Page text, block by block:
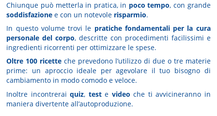
Chiunque può metterla in pratica, in poco tempo, con grande
soddisfazione e con un notevole risparmio.
In questo volume trovi le pratiche fondamentali per la cura
personale del corpo, descritte con procedimenti facilissimi e
ingredienti ricorrenti per ottimizzare le spese.
Oltre 100 ricette che prevedono l’utilizzo di due o tre materie
prime: un aproccio ideale per agevolare il tuo bisogno di
cambiamento in modo comodo e veloce.
Inoltre incontreraiquiz, teste video che ti avvicineranno in
maniera divertente all’autoproduzione.